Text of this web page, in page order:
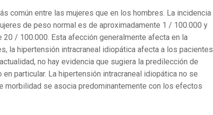
común entre las mujeres que en los hombres. La incidencia
de peso normal es de aproximadamente 1 / 100.000 y
/ 100.000. Esta afección generalmente afecta en la
la hipertensión intracraneal idiopática afecta a los pacientes
no hay evidencia que sugiera la predilección de
particular. La hipertensión intracraneal idiopática no se
morbilidad se asocia predominantemente con los efectos